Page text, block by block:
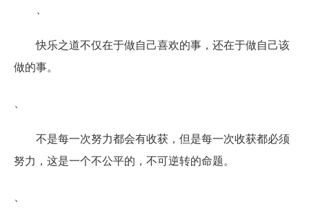
、
快乐之道不仅在于做自己喜欢的事，还在于做自己该
做的事。
、
不是每一次努力都会有收获，但是每一次收获都必须
努力，这是一个不公平的，不可逆转的命题。
、